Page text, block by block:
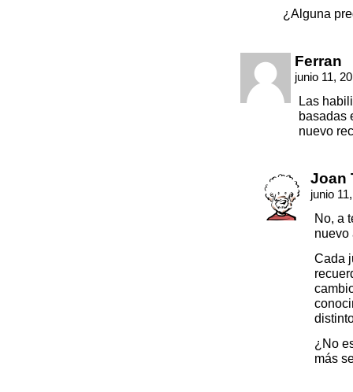
¿Alguna
Ferran
junio 11,
Las
basadas
nuevo
Joan
junio
No, a
nuevo
Cada
¿No
más